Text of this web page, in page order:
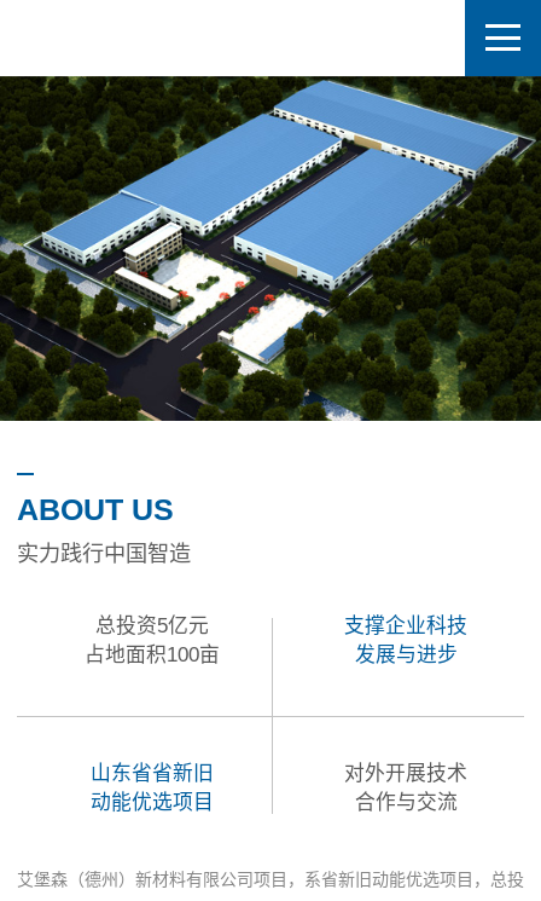
ABOUT US
实力践行中国智造
总投资5亿元
占地面积100亩
支撑企业科技
发展与进步
山东省省新旧
动能优选项目
对外开展技术
合作与交流
艾堡森（德州）新材料有限公司项目，系省新旧动能优选项目，总投